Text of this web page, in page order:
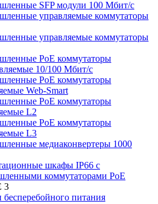
SFP модули 100 Мбит/c
управляемые коммутаторы
управляемые коммутаторы
PoE коммутаторы
10/100 Мбит/с
PoE коммутаторы
Web-Smart
PoE коммутаторы
L2
PoE коммутаторы
L3
медиаконвертеры 1000
шкафы IP66 c
коммутаторами PoE
3